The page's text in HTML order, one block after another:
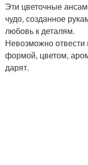
Эти цветочные
чудо, созданное
любовь к деталям.
Невозможно отвести
формой, цветом,
дарят.